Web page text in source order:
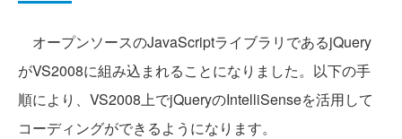
オープンソースのJavaScriptライブラリであるjQuery
がVS2008に組み込まれることになりました。以下の手
順により、VS2008上でjQueryのIntelliSenseを活用して
コーディングができるようになります。